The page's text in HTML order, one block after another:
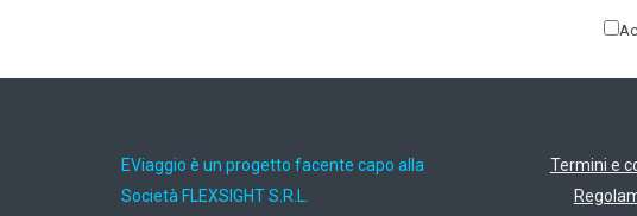
EViaggio è un progetto facente capo alla
Società FLEXSIGHT S.R.L.
Termini e